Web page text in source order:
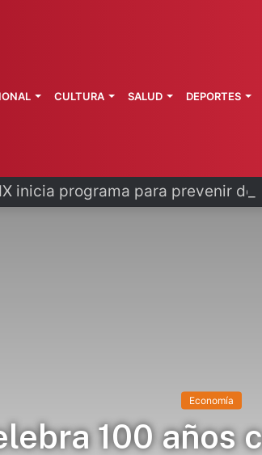
inicia programa para prevenir
CULTURA SALUD DEPORTES
Economía
100 años